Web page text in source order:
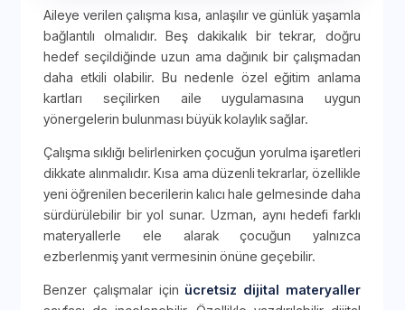
Aileye verilen çalışma kısa, anlaşılır ve günlük yaşamla
bağlantılı olmalıdır. Beş dakikalık bir tekrar, doğru
hedef seçildiğinde uzun ama dağınık bir çalışmadan
daha etkili olabilir. Bu nedenle özel eğitim anlama
kartları seçilirken aile uygulamasına uygun
yönergelerin bulunması büyük kolaylık sağlar.
Çalışma sıklığı belirlenirken çocuğun yorulma işaretleri
dikkate alınmalıdır. Kısa ama düzenli tekrarlar, özellikle
yeni öğrenilen becerilerin kalıcı hale gelmesinde daha
sürdürülebilir bir yol sunar. Uzman, aynı hedefi farklı
materyallerle ele alarak çocuğun yalnızca
ezberlenmiş yanıt vermesinin önüne geçebilir.
Benzer çalışmalar için ücretsiz dijital materyaller